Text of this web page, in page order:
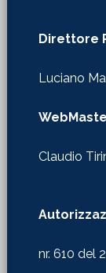
Direttore
Luciano
Claudio
nr. 610 del